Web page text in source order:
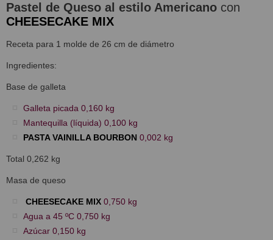
Pastel de Queso al estilo Americano con
CHEESECAKE MIX
Receta para 1 molde de 26 cm de diámetro
Ingredientes:
Base de galleta
Galleta picada 0,160 kg
Mantequilla (líquida) 0,100 kg
PASTA VAINILLA BOURBON 0,002 kg
Total 0,262 kg
Masa de queso
CHEESECAKE MIX 0,750 kg
Agua a 45 ºC 0,750 kg
Azúcar 0,150 kg